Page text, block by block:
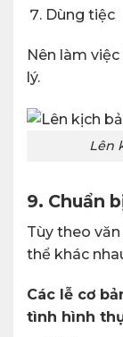
Dùng tiệc
Nên làm
lý.
Lên
9. Chuẩn
Tùy theo
thể khác
Các lễ cơ
tình hình